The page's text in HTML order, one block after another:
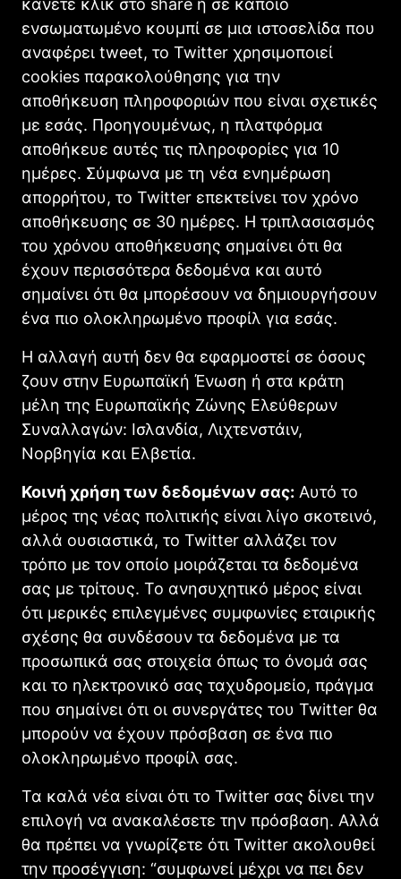
κάνετε κλικ στο share ή σε κάποιο
ενσωματωμένο κουμπί σε μια ιστοσελίδα που
αναφέρει tweet, το Twitter χρησιμοποιεί
cookies παρακολούθησης για την
αποθήκευση πληροφοριών που είναι σχετικές
με εσάς. Προηγουμένως, η πλατφόρμα
αποθήκευε αυτές τις πληροφορίες για 10
ημέρες. Σύμφωνα με τη νέα ενημέρωση
απορρήτου, το Twitter επεκτείνει τον χρόνο
αποθήκευσης σε 30 ημέρες. Η τριπλασιασμός
του χρόνου αποθήκευσης σημαίνει ότι θα
έχουν περισσότερα δεδομένα και αυτό
σημαίνει ότι θα μπορέσουν να δημιουργήσουν
ένα πιο ολοκληρωμένο προφίλ για εσάς.
Η αλλαγή αυτή δεν θα εφαρμοστεί σε όσους
ζουν στην Ευρωπαϊκή Ένωση ή στα κράτη
μέλη της Ευρωπαϊκής Ζώνης Ελεύθερων
Συναλλαγών: Ισλανδία, Λιχτενστάιν,
Νορβηγία και Ελβετία.
Κοινή χρήση των δεδομένων σας: Αυτό το
μέρος της νέας πολιτικής είναι λίγο σκοτεινό,
αλλά ουσιαστικά, το Twitter αλλάζει τον
τρόπο με τον οποίο μοιράζεται τα δεδομένα
σας με τρίτους. Το ανησυχητικό μέρος είναι
ότι μερικές επιλεγμένες συμφωνίες εταιρικής
σχέσης θα συνδέσουν τα δεδομένα με τα
προσωπικά σας στοιχεία όπως το όνομά σας
και το ηλεκτρονικό σας ταχυδρομείο, πράγμα
που σημαίνει ότι οι συνεργάτες του Twitter θα
μπορούν να έχουν πρόσβαση σε ένα πιο
ολοκληρωμένο προφίλ σας.
Τα καλά νέα είναι ότι το Twitter σας δίνει την
επιλογή να ανακαλέσετε την πρόσβαση. Αλλά
θα πρέπει να γνωρίζετε ότι Twitter ακολουθεί
την προσέγγιση: “συμφωνεί μέχρι να πει δεν